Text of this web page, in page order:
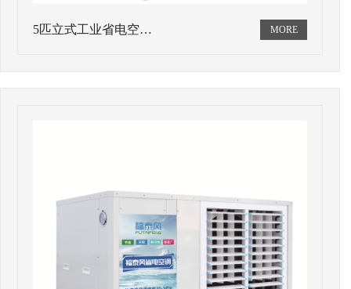
5匹立式工业省电空…